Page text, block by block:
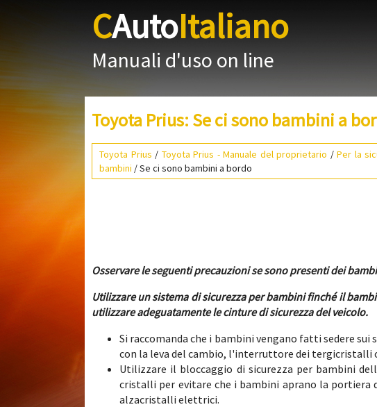
CAutoItaliano
Manuali d'uso on line
Toyota Prius: Se ci sono bambini a
Toyota Prius / Toyota Prius - Manuale del proprietario /Per la
bambini / Se ci sono bambini a bordo
Osservare le seguenti precauzioni se sono presenti dei
Utilizzare un sistema di sicurezza per bambini finché il
utilizzare adeguatamente le cinture di sicurezza del veicolo.
Si raccomanda che i bambini vengano fatti sedere
con la leva del cambio, l'interruttore dei tergicristalli
Utilizzare il bloccaggio di sicurezza per bambini
cristalli per evitare che i bambini aprano la
alzacristalli elettrici.